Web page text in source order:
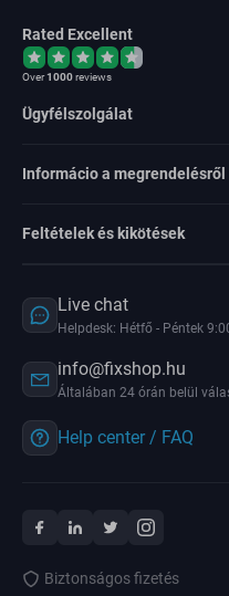
Rated Excellent
Over1000reviews
Ügyfélszolgálat
Informácio a megrendelésről
Feltételek és kikötések
Live chat
Helpdesk: Hétfő - Péntek
info@fixshop.hu
Általában 24 órán belül
Help center / FAQ
Biztonságos fizetés